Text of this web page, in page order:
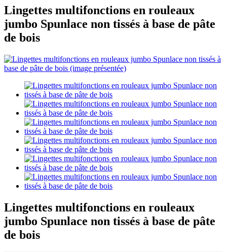
Lingettes multifonctions en rouleaux
jumbo Spunlace non tissés à base de pâte
de bois
Lingettes multifonctions en rouleaux
jumbo Spunlace non tissés à base de pâte
de bois